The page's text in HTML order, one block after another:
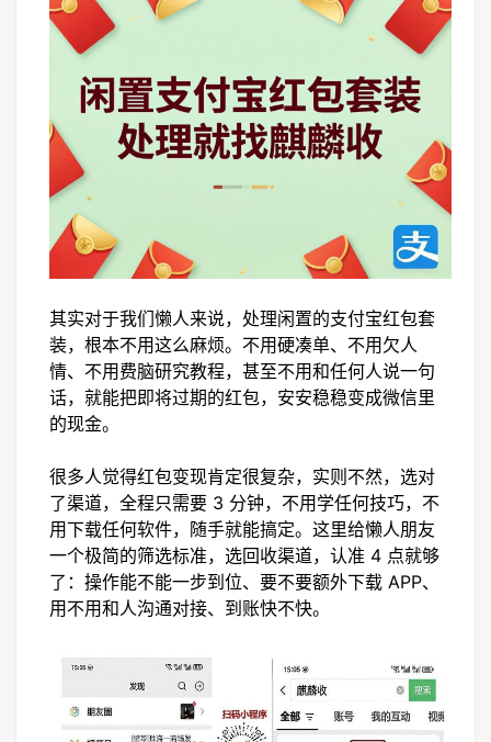
其实对于我们懒人来说，处理闲置的支付宝红包套
装，根本不用这么麻烦。不用硬凑单、不用欠人
情、不用费脑研究教程，甚至不用和任何人说一句
话，就能把即将过期的红包，安安稳稳变成微信里
的现金。
很多人觉得红包变现肯定很复杂，实则不然，选对
了渠道，全程只需要 3 分钟，不用学任何技巧，不
用下载任何软件，随手就能搞定。这里给懒人朋友
一个极简的筛选标准，选回收渠道，认准 4 点就够
了：操作能不能一步到位、要不要额外下载 APP、
用不用和人沟通对接、到账快不快。